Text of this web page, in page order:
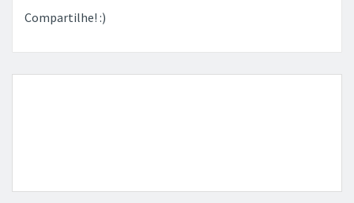
Compartilhe! :)